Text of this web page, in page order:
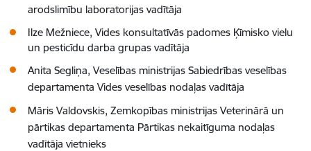
arodslimību laboratorijas vadītāja
Ilze Mežniece, Vides konsultatīvās padomes Ķīmisko vielu
un pesticīdu darba grupas vadītāja
Anita Segliņa, Veselības ministrijas Sabiedrības veselības
departamenta Vides veselības nodaļas vadītāja
Māris Valdovskis, Zemkopības ministrijas Veterinārā un
pārtikas departamenta Pārtikas nekaitīguma nodaļas
vadītāja vietnieks